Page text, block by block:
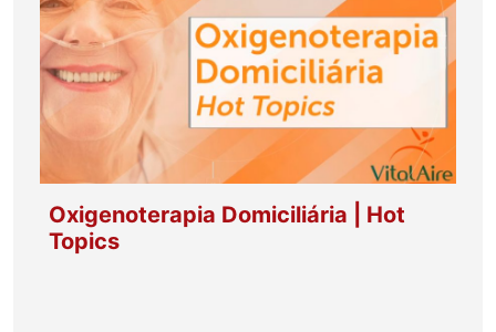
Oxigenoterapia Domiciliária | Hot
Topics